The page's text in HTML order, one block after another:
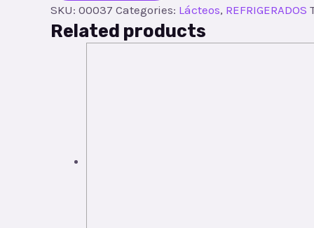
SKU: 00037 Categories: Lácteos, REFRIGERADOS
Related products